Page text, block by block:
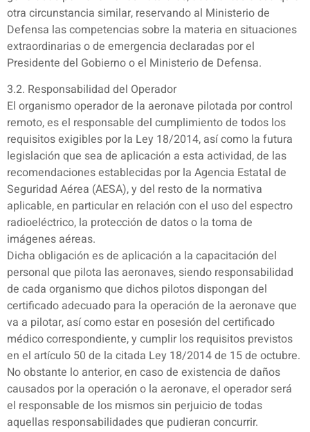
otra circunstancia similar, reservando al Ministerio de
Defensa las competencias sobre la materia en situaciones
extraordinarias o de emergencia declaradas por el
Presidente del Gobierno o el Ministerio de Defensa.
3.2. Responsabilidad del Operador
El organismo operador de la aeronave pilotada por control
remoto, es el responsable del cumplimiento de todos los
requisitos exigibles por la Ley 18/2014, así como la futura
legislación que sea de aplicación a esta actividad, de las
recomendaciones establecidas por la Agencia Estatal de
Seguridad Aérea (AESA), y del resto de la normativa
aplicable, en particular en relación con el uso del espectro
radioeléctrico, la protección de datos o la toma de
imágenes aéreas.
Dicha obligación es de aplicación a la capacitación del
personal que pilota las aeronaves, siendo responsabilidad
de cada organismo que dichos pilotos dispongan del
certificado adecuado para la operación de la aeronave que
va a pilotar, así como estar en posesión del certificado
médico correspondiente, y cumplir los requisitos previstos
en el artículo 50 de la citada Ley 18/2014 de 15 de octubre.
No obstante lo anterior, en caso de existencia de daños
causados por la operación o la aeronave, el operador será
el responsable de los mismos sin perjuicio de todas
aquellas responsabilidades que pudieran concurrir.